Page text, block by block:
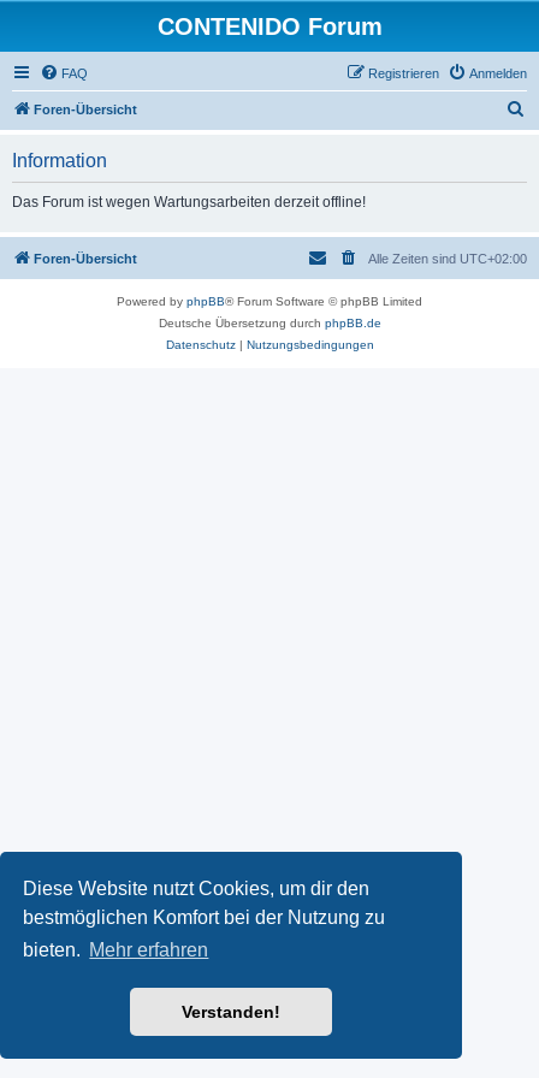
Diese Website nutzt Cookies, um dir den
bestmöglichen Komfort bei der Nutzung zu
bieten. Mehr erfahren
Verstanden!
CONTENIDO Forum
FAQ Anmelden
Registrieren
Foren-Übersicht
Information
Das Forum ist wegen Wartungsarbeiten derzeit offline!
Foren-Übersicht Alle Zeiten sind UTC+02:00
Powered by phpBB® Forum Software © phpBB Limited
Deutsche Übersetzung durch phpBB.de
Datenschutz| Nutzungsbedingungen